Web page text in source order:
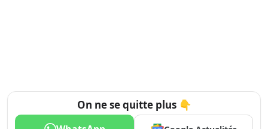
On ne se quitte plus 👇